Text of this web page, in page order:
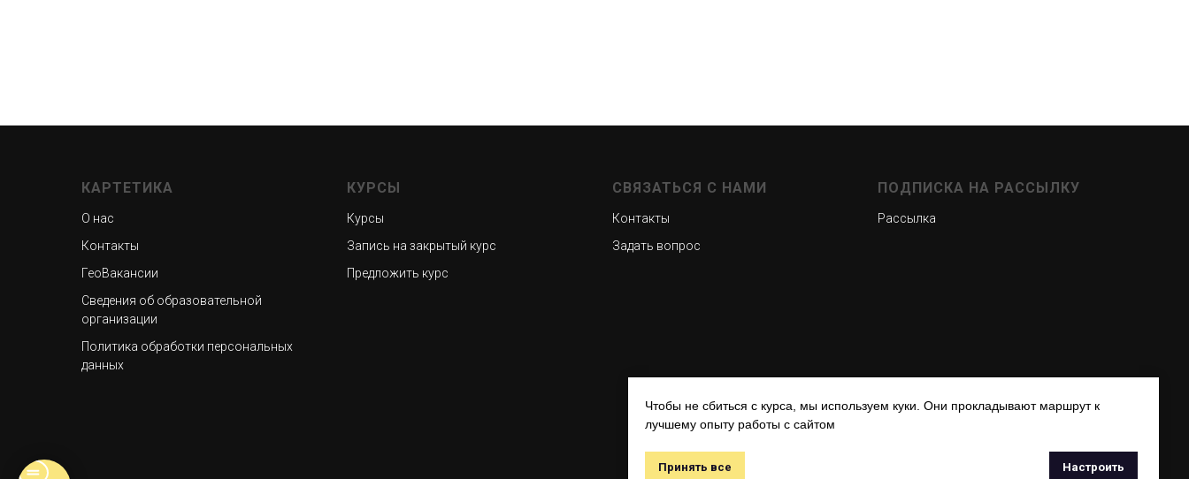
Чтобы не сбиться с курса, мы используем куки. Они прокладывают маршрут к
лучшему опыту работы с сайтом
Принять все Настроить
КАРТЕТИКА
О нас
Контакты
ГеоВакансии
Сведения об образовательной
организации
Политика обработки персональных
данных
КУРСЫ
Курсы
Запись на закрытый курс
Предложить курс
СВЯЗАТЬСЯ С НАМИ
Контакты
Задать вопрос
ПОДПИСКА НА РАССЫЛКУ
Рассылка